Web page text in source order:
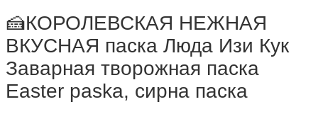
🍰КОРОЛЕВСКАЯ НЕЖНАЯ
ВКУСНАЯ паска Люда Изи Кук
Заварная творожная паска
Easter paska, сирна паска